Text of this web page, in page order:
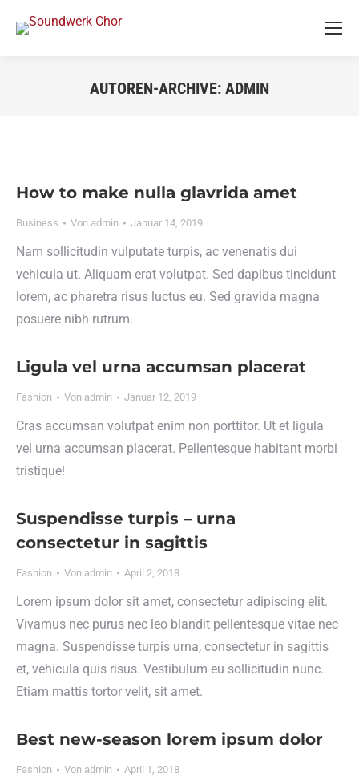
AUTOREN-ARCHIVE: ADMIN
How to make nulla glavrida amet
Business Von admin Januar 14, 2019
Nam sollicitudin vulputate turpis, ac venenatis dui
vehicula ut. Aliquam erat volutpat. Sed dapibus tincidunt
lorem, ac pharetra risus luctus eu. Sed gravida magna
posuere nibh rutrum.
Ligula vel urna accumsan placerat
Fashion Von admin Januar 12, 2019
Cras accumsan volutpat enim non porttitor. Ut et ligula
vel urna accumsan placerat. Pellentesque habitant morbi
tristique!
Suspendisse turpis – urna
consectetur in sagittis
Fashion Von admin April 2, 2018
Lorem ipsum dolor sit amet, consectetur adipiscing elit.
Vivamus nec purus nec leo blandit pellentesque vitae nec
magna. Suspendisse turpis urna, consectetur in sagittis
et, vehicula quis risus. Vestibulum eu sollicitudin nunc.
Etiam mattis tortor velit, sit amet.
Best new-season lorem ipsum dolor
Fashion Von admin April 1, 2018